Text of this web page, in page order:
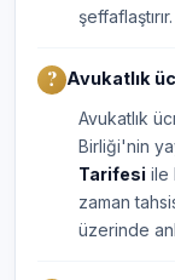
şeffaflaştırır.
Avukatlık
Avukatlık
Birliği'nin
Tarifesi ile
zaman
üzerinde